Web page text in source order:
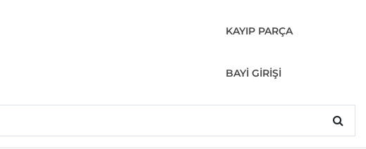
KAYIP PARÇA
BAYİ GİRİŞİ